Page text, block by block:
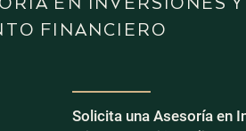
FINANCIERO
Solicita una Asesoría en